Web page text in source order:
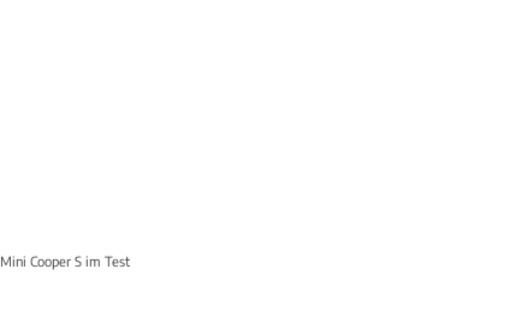
Mini Cooper S im Test